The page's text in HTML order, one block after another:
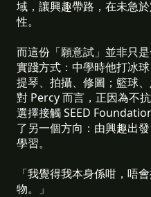
域，讓興趣帶路，在未急
性。
而這份「願意試」並非只
實踐方式：中學時他打冰
提琴、拍攝、修圖；籃球
對 Percy 而言，正因為不
選擇接觸 SEED
了另一個方向：由興趣出
學習。
「我覺得我本身係咁，唔
物。」